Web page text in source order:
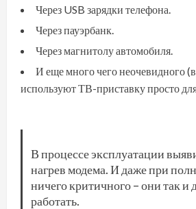
Через USB зарядки телефона.
Через пауэрбанк.
Через магнитолу автомобиля.
И еще много чего неочевидного
используют ТВ-приставку просто
В процессе эксплуатации
нагрев модема. И даже при
ничего критичного – они так
работать.